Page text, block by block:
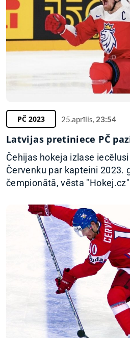
PČ 2023 25.aprīlis, 23:54
Latvijas pretiniece PČ
Čehijas hokeja izlase
Červenku par kapteini 2023.
čempionātā, vēsta